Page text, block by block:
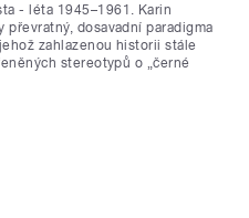
- léta 1945–1961. Karin
převratný, dosavadní paradigma
zahlazenou historii stále
stereotypů o „černé